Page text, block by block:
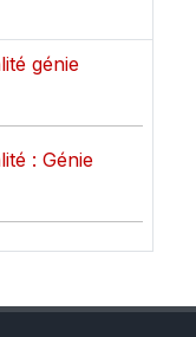
génie
: Génie